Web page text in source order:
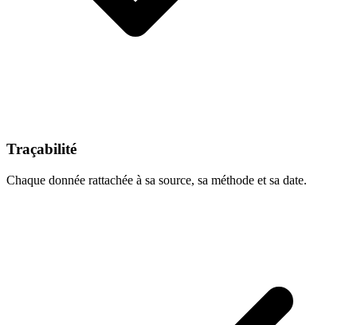
Traçabilité
Chaque donnée rattachée à sa source, sa méthode et sa date.